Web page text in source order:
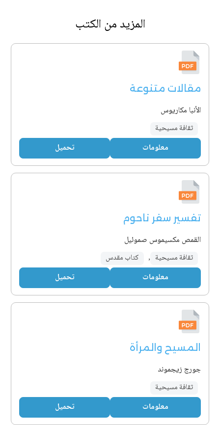
المزيد من الكتب
مقالات متنوعة
الأنبا مكاريوس
ثقافة مسيحية
معلومات تحميل
تفسير سفر ناحوم
القمص مكسيموس صموئيل
ثقافة مسيحية , كتاب مقدس
معلومات تحميل
المسيح والمرأة
جورج زيجموند
ثقافة مسيحية
معلومات تحميل